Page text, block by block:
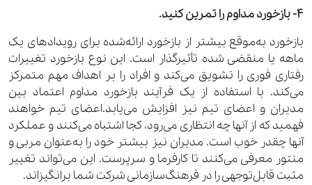
4- بازخورد مداوم را تمرین کنید.
بازخورد به‌موقع بیشتر از بازخورد ارائه‌شده برای رویدادهای یک
ماهه یا منقضی شده تأثیرگذار است. این نوع بازخورد تغییرات
رفتاری فوری را تشویق می‌کند و افراد را بر اهداف مهم متمرکز
می‌کند. با استفاده از یک فرآیند بازخورد مداوم اعتماد بین
مدیران و اعضای تیم نیز افزایش می‌یابد.اعضای تیم خواهند
فهمید که از آنها چه انتظاری می‌رود، کجا اشتباه می‌کنند و عملکرد
آنها چقدر خوب است. مدیران نیز بیشتر خود را به‌عنوان مربی و
منتور معرفی می‌کنند تا کارفرما و سرپرست. این می‌تواند تغییر
مثبت قابل‌توجهی را در فرهنگ‌سازمانی شرکت شما برانگیزاند.